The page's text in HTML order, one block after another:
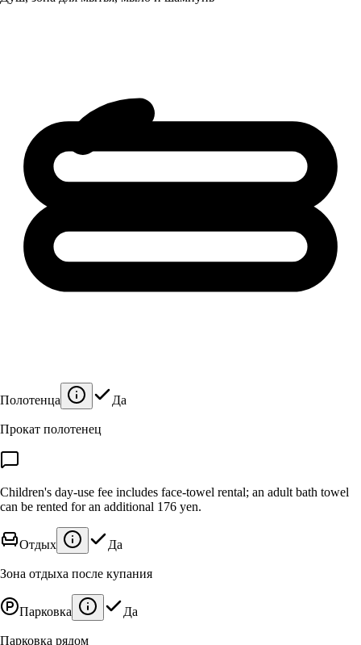
Полотенца Да
Прокат полотенец
Children's day-use fee includes face-towel rental; an adult bath towel
can be rented for an additional 176 yen.
Отдых Да
Зона отдыха после купания
Парковка Да
Парковка рядом